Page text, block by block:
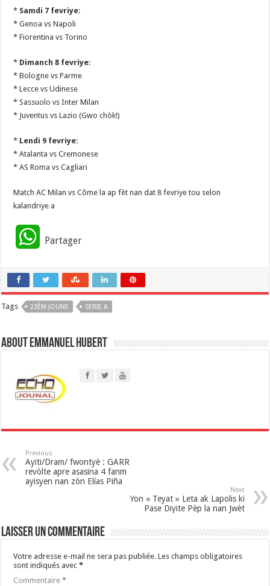
* Samdi 7 fevriye:
* Genoa vs Napoli
* Fiorentina vs Torino
* Dimanch 8 fevriye:
* Bologne vs Parme
* Lecce vs Udinese
* Sassuolo vs Inter Milan
* Juventus vs Lazio (Gwo chòk!)
* Lendi 9 fevriye:
* Atalanta vs Cremonese
* AS Roma vs Cagliari
Match AC Milan vs Côme la ap fèt nan dat 8 fevriye tou selon
kalandriye a
W
a
t
p
p
Partager
Tags 23ÈM JOUNE SERIE A
About Emmanuel Hubert
Previous
Ayiti/Dram/ fwontyè : GARR
revòlte apre asasina 4 fanm
ayisyen nan zòn Elías Piña
Next
Yon « Teyat » Leta ak Lapolis ki
Pase Diyite Pèp la nan Jwèt
Laisser un commentaire
Votre adresse e-mail ne sera pas publiée. Les champs obligatoires
sont indiqués avec*
Commentaire*